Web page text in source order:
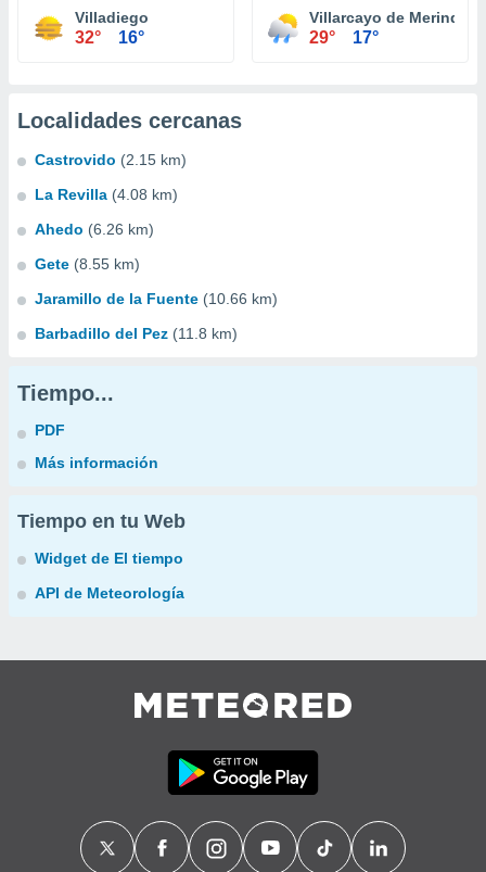
Villadiego
32° 16°
Villarcayo de Merindad
29° 17°
Localidades cercanas
Castrovido (2.15 km)
La Revilla (4.08 km)
Ahedo (6.26 km)
Gete (8.55 km)
Jaramillo de la Fuente (10.66 km)
Barbadillo del Pez (11.8 km)
Tiempo...
PDF
Más información
Tiempo en tu Web
Widget de El tiempo
API de Meteorología